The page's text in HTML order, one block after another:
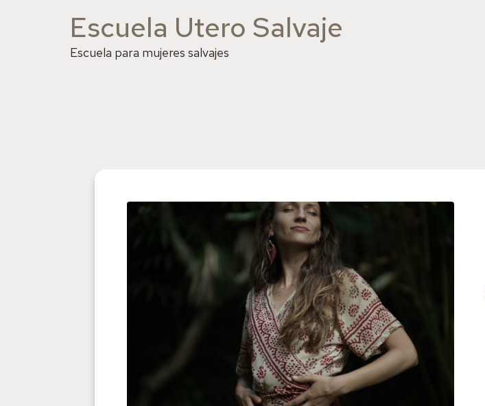
Escuela Utero Salvaje
Escuela para mujeres salvajes